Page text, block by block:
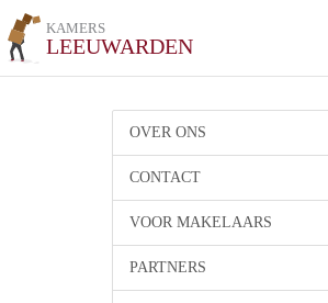
KAMERS
LEEUWARDEN
OVER ONS
CONTACT
VOOR MAKELAARS
PARTNERS